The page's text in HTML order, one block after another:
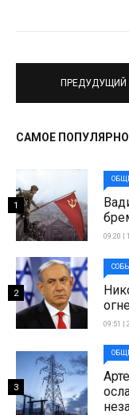
ПРЕДУДУЩИЙ
САМОЕ
09:20 |
1
09:51 |
2
3